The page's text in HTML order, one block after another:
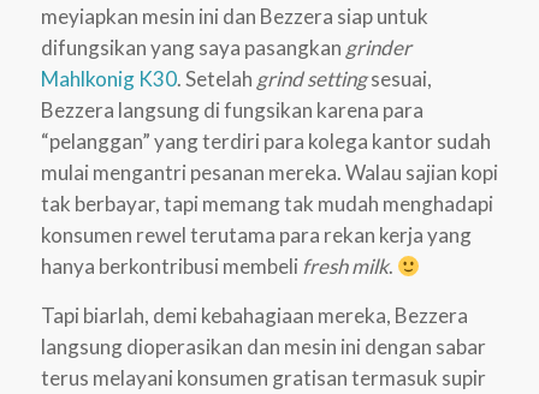
meyiapkan mesin ini dan Bezzera siap untuk
difungsikan yang saya pasangkan grinder
Mahlkonig K30. Setelah grind settingsesuai,
Bezzera langsung di fungsikan karena para
“pelanggan” yang terdiri para kolega kantor sudah
mulai mengantri pesanan mereka. Walau sajian kopi
tak berbayar, tapi memang tak mudah menghadapi
konsumen rewel terutama para rekan kerja yang
hanya berkontribusi membeli fresh milk.
Tapi biarlah, demi kebahagiaan mereka, Bezzera
langsung dioperasikan dan mesin ini dengan sabar
terus melayani konsumen gratisan termasuk supir